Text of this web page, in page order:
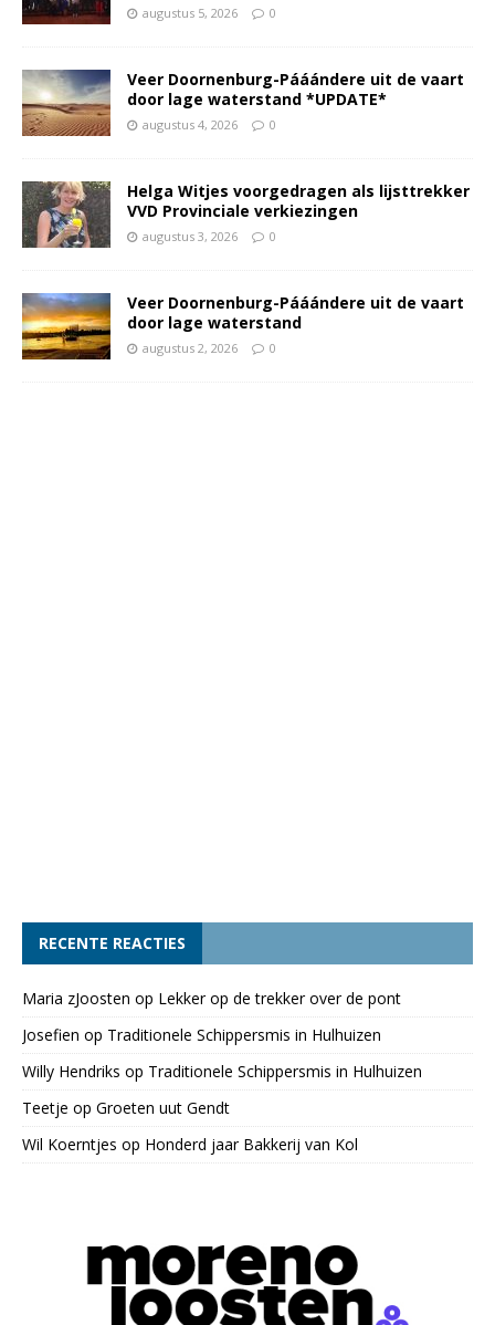
augustus 5, 2026 0
Veer Doornenburg-Pááándere uit de vaart
door lage waterstand *UPDATE*
augustus 4, 2026 0
Helga Witjes voorgedragen als lijsttrekker
VVD Provinciale verkiezingen
augustus 3, 2026 0
Veer Doornenburg-Pááándere uit de vaart
door lage waterstand
augustus 2, 2026 0
RECENTE REACTIES
Maria zJoosten op Lekker op de trekker over de pont
Josefien op Traditionele Schippersmis in Hulhuizen
Willy Hendriks op Traditionele Schippersmis in Hulhuizen
Teetje op Groeten uut Gendt
Wil Koerntjes op Honderd jaar Bakkerij van Kol